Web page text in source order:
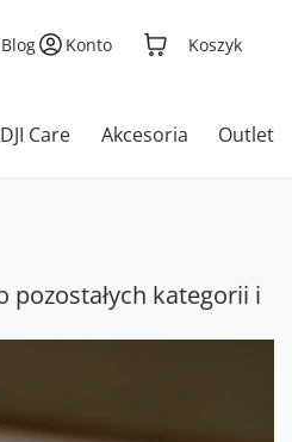
Blog Konto Koszyk
DJI Care Akcesoria Outlet
pozostałych kategorii i